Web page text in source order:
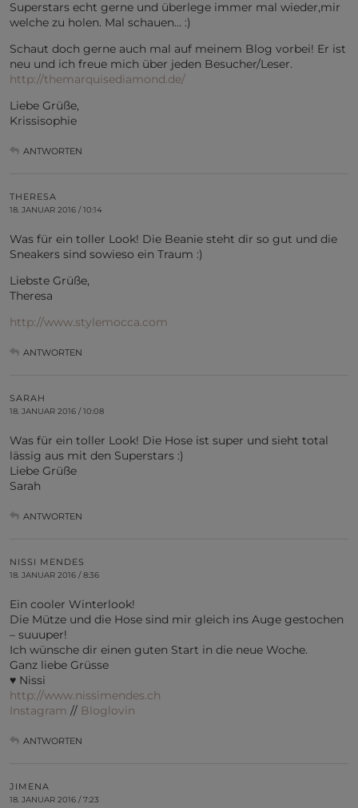
Superstars echt gerne und überlege immer mal wieder,mir
welche zu holen. Mal schauen… :)
Schaut doch gerne auch mal auf meinem Blog vorbei! Er ist
neu und ich freue mich über jeden Besucher/Leser.
http://themarquisediamond.de/
Liebe Grüße,
Krissisophie
ANTWORTEN
THERESA
18. JANUAR 2016 / 10:14
Was für ein toller Look! Die Beanie steht dir so gut und die
Sneakers sind sowieso ein Traum :)
Liebste Grüße,
Theresa
http://www.stylemocca.com
ANTWORTEN
SARAH
18. JANUAR 2016 / 10:08
Was für ein toller Look! Die Hose ist super und sieht total
lässig aus mit den Superstars :)
Liebe Grüße
Sarah
ANTWORTEN
NISSI MENDES
18. JANUAR 2016 / 8:36
Ein cooler Winterlook!
Die Mütze und die Hose sind mir gleich ins Auge gestochen
– suuuper!
Ich wünsche dir einen guten Start in die neue Woche.
Ganz liebe Grüsse
♥ Nissi
http://www.nissimendes.ch
Instagram // Bloglovin
ANTWORTEN
JIMENA
18. JANUAR 2016 / 7:23